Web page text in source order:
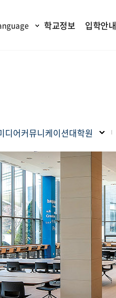
학교정보 입학안내
디어커뮤니케이션대학원